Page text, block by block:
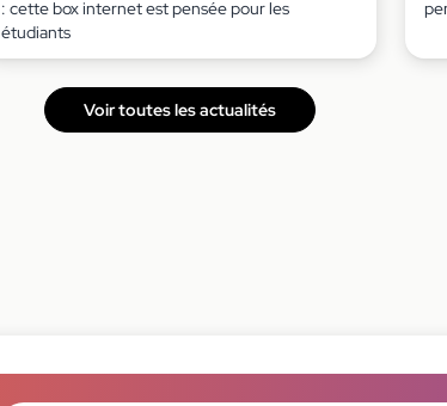
: cette box internet est pensée pour les
étudiants
Voir toutes les actualités